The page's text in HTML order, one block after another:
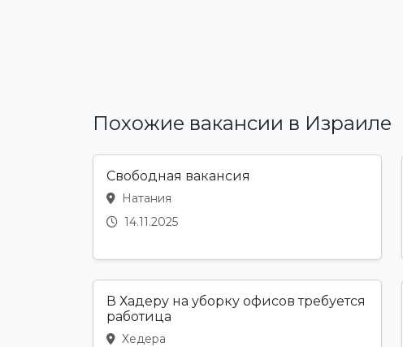
Похожие вакансии в Израиле
Свободная вакансия
Натания
14.11.2025
В Хадеру на уборку офисов требуется
работица
Хедера